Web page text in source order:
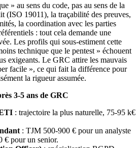
» au sens du code, pas au sens de la
(ISO 19011), la traçabilité des preuves,
la coordination avec les parties
: tout cela demande une
Les profils qui sous-estiment cette
technique que le pentest » échouent
exigeants. Le GRC attire les mauvais
facile », ce qui fait la différence pour
la rigueur assumée.
3-5 ans de GRC
: trajectoire la plus naturelle, 75-95 k€
: TJM 500-900 € pour un analyste
€ pour un senior.